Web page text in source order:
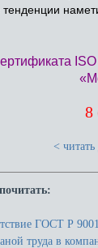
8
< читать
ГОСТ Р
труда в